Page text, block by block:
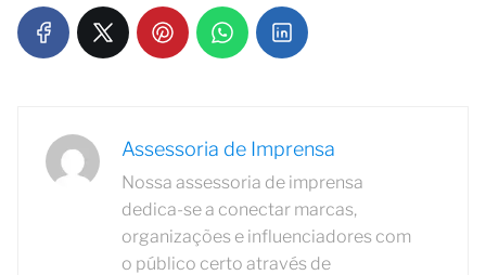
Assessoria de Imprensa
Nossa assessoria de imprensa
dedica-se a conectar marcas,
organizações e influenciadores com
o público certo através de